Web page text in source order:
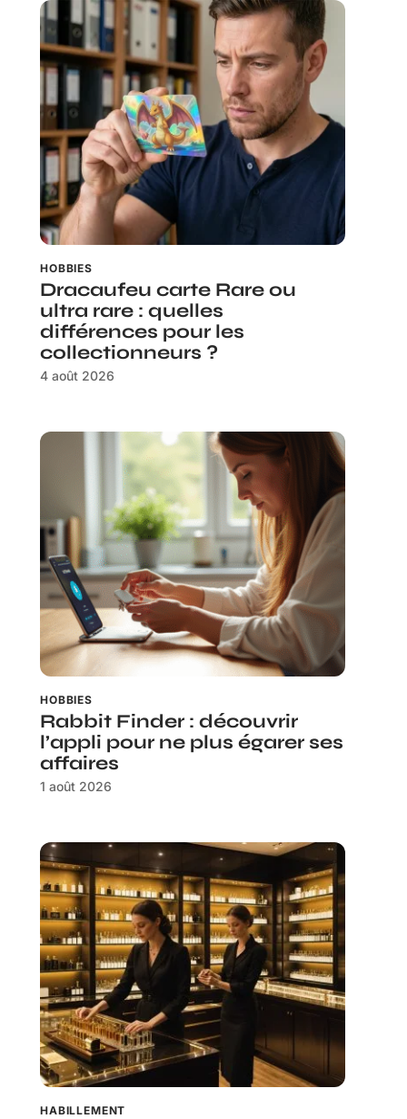
HOBBIES
Dracaufeu carte Rare ou
ultra rare : quelles
différences pour les
collectionneurs ?
4 août 2026
HOBBIES
Rabbit Finder : découvrir
l’appli pour ne plus égarer ses
affaires
1 août 2026
HABILLEMENT